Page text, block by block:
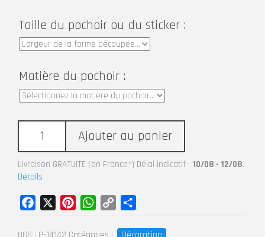
Taille du pochoir ou du sticker :
Matière du pochoir :
Ajouter au panier
Livraison GRATUITE (en France*) Délai indicatif : 10/08 - 12/08.
Détails
UGS : P-14142 Catégories :
Facebook PinterestWhatsApp
Copy
Link